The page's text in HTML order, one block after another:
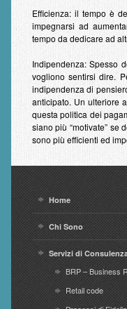
Efficienza:il tempo è
impegnarsi ad
tempo da dedicare ad
Indipendenza:Spesso
vogliono sentirsi dire.
indipendenza di
anticipato. Un ulteriore
questa politica dei
siano più “motivate” se
sono più efficienti ed
Home
Chi Sono
Servizi di
BRP – Business
Retail code